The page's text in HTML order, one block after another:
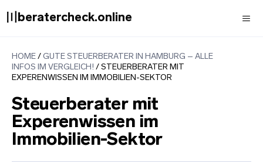
Inhalt〣beratercheck.online
HOME / GUTE STEUERBERATER IN HAMBURG – ALLE
INFOS IM VERGLEICH! / STEUERBERATER MIT
EXPERENWISSEN IM IMMOBILIEN-SEKTOR
Steuerberater mit
Experenwissen im
Immobilien-Sektor